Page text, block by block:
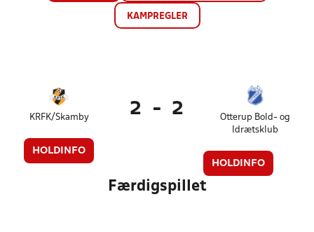
KAMPREGLER
KRFK/Skamby
HOLDINFO
2 - 2
Otterup Bold- og
Idrætsklub
HOLDINFO
Færdigspillet